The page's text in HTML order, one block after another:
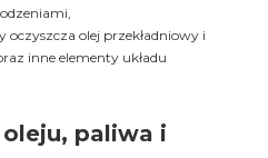
oczyszcza olej przekładniowy i
inne elementy układu
paliwa i